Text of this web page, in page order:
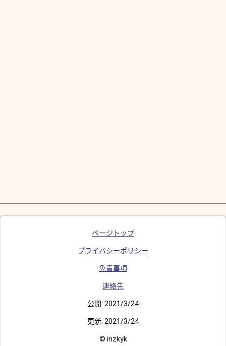
ページトップ
プライバシーポリシー
免責事項
連絡先
公開: 2021/3/24
更新: 2021/3/24
© inzkyk